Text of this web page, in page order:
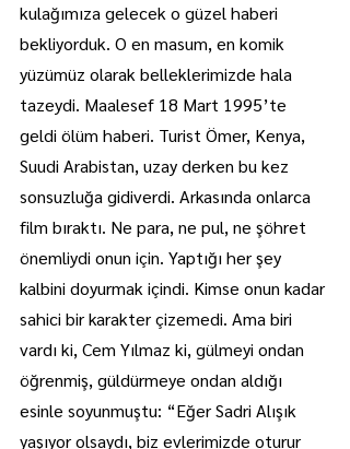
kulağımıza gelecek o güzel haberi
bekliyorduk. O en masum, en komik
yüzümüz olarak belleklerimizde hala
tazeydi. Maalesef 18 Mart 1995’te
geldi ölüm haberi. Turist Ömer, Kenya,
Suudi Arabistan, uzay derken bu kez
sonsuzluğa gidiverdi. Arkasında onlarca
film bıraktı. Ne para, ne pul, ne şöhret
önemliydi onun için. Yaptığı her şey
kalbini doyurmak içindi. Kimse onun kadar
sahici bir karakter çizemedi. Ama biri
vardı ki, Cem Yılmaz ki, gülmeyi ondan
öğrenmiş, güldürmeye ondan aldığı
esinle soyunmuştu: “Eğer Sadri Alışık
yaşıyor olsaydı, biz evlerimizde oturur